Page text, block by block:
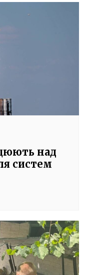
над
систем